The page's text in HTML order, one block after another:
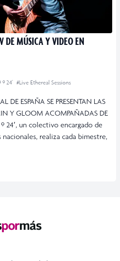
DE MÚSICA Y VIDEO EN
º 24' #Live Ethereal Sessions
DE ESPAÑA SE PRESENTAN LAS
Y GLOOM ACOMPAÑADAS DE
24′, un colectivo encargado de
realiza cada bimestre,